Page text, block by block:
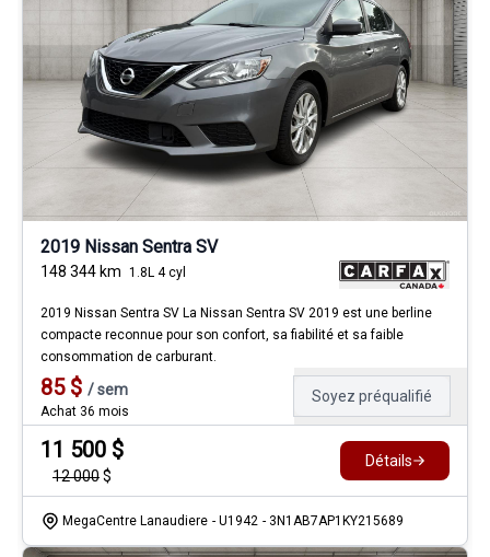
2019 Nissan Sentra SV
148 344 km 1.8L 4 cyl
2019 Nissan Sentra SV La Nissan Sentra SV 2019 est une berline
compacte reconnue pour son confort, sa fiabilité et sa faible
consommation de carburant.
85$ /sem
Achat 36 mois
Soyez préqualifié
11 500 $
12 000$
Détails
MegaCentre Lanaudiere - U1942 - 3N1AB7AP1KY215689